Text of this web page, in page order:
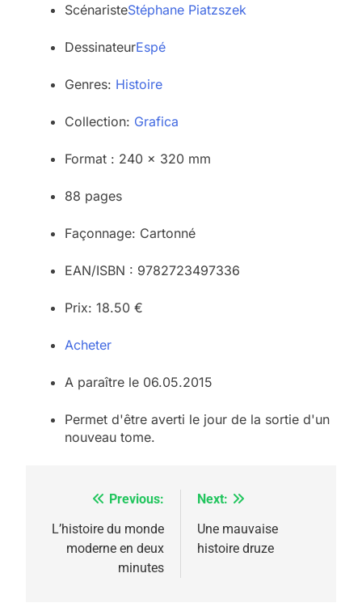
ScénaristeStéphane Piatzszek
DessinateurEspé
Genres: Histoire
Collection: Grafica
Format : 240 x 320 mm
88 pages
Façonnage: Cartonné
EAN/ISBN : 9782723497336
Prix: 18.50 €
Acheter
A paraître le 06.05.2015
Permet d'être averti le jour de la sortie d'un
nouveau tome.
Navigation
de
Previous:
L’histoire du monde
moderne en deux
minutes
Next:
Une mauvaise
histoire druze
2025, l’année la plus
l’antisémitisme
FIÈRE, DIGNE ET RÉSILIENTE :
POURQUOI JE REVENDIQUE
Zrihen-Dvir
CE QUI NOUS MANQUE –
Jacques Hadida
JUDAISME